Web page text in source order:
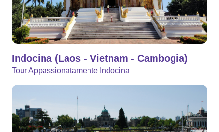
Indocina (Laos - Vietnam - Cambogia)
Tour Appassionatamente Indocina